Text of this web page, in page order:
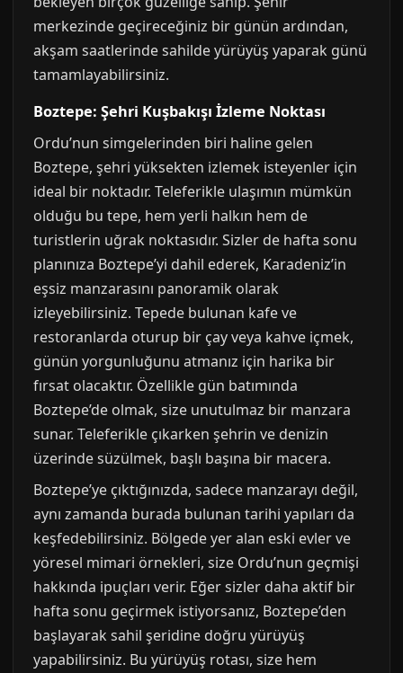
merkezinde geçireceğiniz bir günün ardından,
akşam saatlerinde sahilde yürüyüş yaparak günü
tamamlayabilirsiniz.
Boztepe: Şehri Kuşbakışı İzleme Noktası
Ordu’nun simgelerinden biri haline gelen
Boztepe, şehri yüksekten izlemek isteyenler için
ideal bir noktadır. Teleferikle ulaşımın mümkün
olduğu bu tepe, hem yerli halkın hem de
turistlerin uğrak noktasıdır. Sizler de hafta sonu
planınıza Boztepe’yi dahil ederek, Karadeniz’in
eşsiz manzarasını panoramik olarak
izleyebilirsiniz. Tepede bulunan kafe ve
restoranlarda oturup bir çay veya kahve içmek,
günün yorgunluğunu atmanız için harika bir
fırsat olacaktır. Özellikle gün batımında
Boztepe’de olmak, size unutulmaz bir manzara
sunar. Teleferikle çıkarken şehrin ve denizin
üzerinde süzülmek, başlı başına bir macera.
Boztepe’ye çıktığınızda, sadece manzarayı değil,
aynı zamanda burada bulunan tarihi yapıları da
keşfedebilirsiniz. Bölgede yer alan eski evler ve
yöresel mimari örnekleri, size Ordu’nun geçmişi
hakkında ipuçları verir. Eğer sizler daha aktif bir
hafta sonu geçirmek istiyorsanız, Boztepe’den
başlayarak sahil şeridine doğru yürüyüş
yapabilirsiniz. Bu yürüyüş rotası, size hem